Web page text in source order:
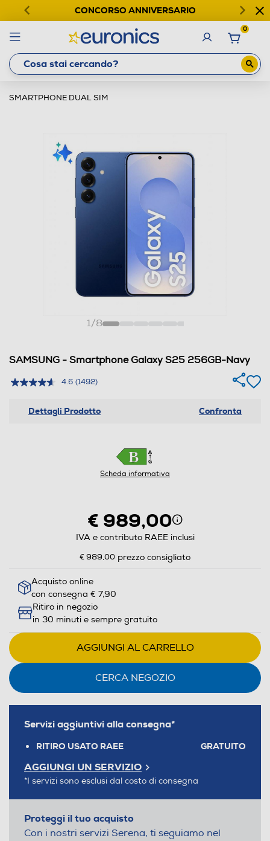
CONCORSO ANNIVERSARIO
0
SMARTPHONE DUAL SIM
1/8
SAMSUNG - Smartphone Galaxy S25 256GB-Navy
4.6 (1492)
Dettagli Prodotto Confronta
Scheda informativa
€ 989,00
IVA e contributo RAEE inclusi
€ 989,00 prezzo consigliato
Acquisto online
con consegna € 7,90
Ritiro in negozio
in 30 minuti e sempre gratuito
AGGIUNGI AL CARRELLO
CERCA NEGOZIO
Servizi aggiuntivi alla consegna*
RITIRO USATO RAEE GRATUITO
AGGIUNGI UN SERVIZIO
*I servizi sono esclusi dal costo di consegna
Proteggi il tuo acquisto
Con i nostri servizi Serena, ti seguiamo nel